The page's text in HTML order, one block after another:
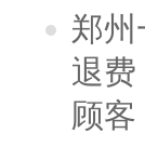
郑
退费
顾